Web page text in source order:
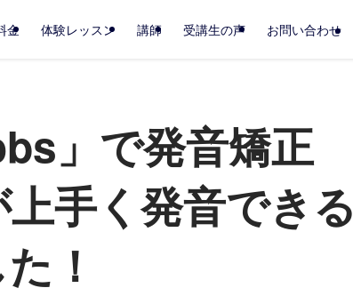
金 体験レッスン 講師 受講生の声 お問い合わせ
」で発音矯正
手く発音できる
！